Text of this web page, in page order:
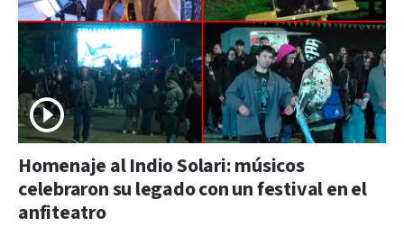
Homenaje al Indio Solari: músicos
celebraron su legado con un festival en el
anfiteatro